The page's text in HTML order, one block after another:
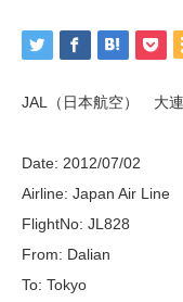
JAL（日本航空） 大
Date: 2012/07/02
Airline: Japan Air Line
FlightNo: JL828
From: Dalian
To: Tokyo